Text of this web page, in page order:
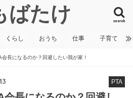
ばたけ search
くらし おうち 仕事 子育て
長になるのか？回避したい我が家！
PTA